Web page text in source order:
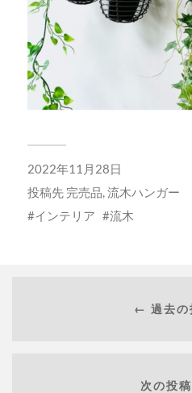
2022年11月28日
投稿先 完売品 流木ハンガー
インテリア
流木
← 過去の
次の投